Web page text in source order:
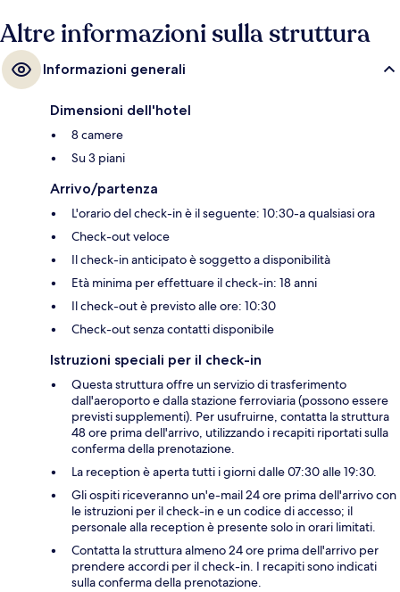
Altre informazioni sulla struttura
Informazioni generali
Dimensioni dell'hotel
8 camere
Su 3 piani
Arrivo/partenza
L'orario del check-in è il seguente: 10:30-a qualsiasi ora
Check-out veloce
Il check-in anticipato è soggetto a disponibilità
Età minima per effettuare il check-in: 18 anni
Il check-out è previsto alle ore: 10:30
Check-out senza contatti disponibile
Istruzioni speciali per il check-in
Questa struttura offre un servizio di trasferimento
dall'aeroporto e dalla stazione ferroviaria (possono essere
previsti supplementi). Per usufruirne, contatta la struttura
48 ore prima dell'arrivo, utilizzando i recapiti riportati sulla
conferma della prenotazione.
La reception è aperta tutti i giorni dalle 07:30 alle 19:30.
Gli ospiti riceveranno un'e-mail 24 ore prima dell'arrivo con
le istruzioni per il check-in e un codice di accesso; il
personale alla reception è presente solo in orari limitati.
Contatta la struttura almeno 24 ore prima dell'arrivo per
prendere accordi per il check-in. I recapiti sono indicati
sulla conferma della prenotazione.